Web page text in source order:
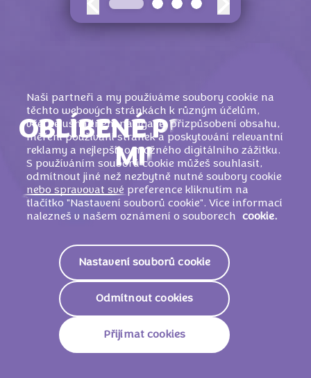
OBLÍBENÉ PRODUKTY
MILKA
Naši partneři a my používáme soubory cookie na
těchto webových stránkách k různým účelům,
včetně usnadnění navigace, přizpůsobení obsahu,
měření používání stránek a poskytování relevantní
reklamy a nejlepšího možného digitálního zážitku.
S používáním souborů cookie můžeš souhlasit,
odmítnout jiné než nezbytně nutné soubory cookie
nebo spravovat své preference kliknutím na
tlačítko "Nastavení souborů cookie". Více informací
nalezneš v našem oznámení o souborech
cookie.
Nastavení souborů cookie
Odmítnout cookies
Přijímat cookies